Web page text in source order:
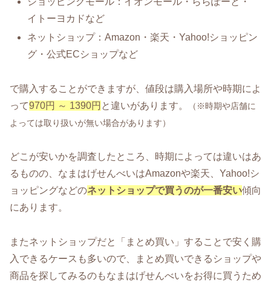
イトーヨカドなど
ネットショップ：Amazon・楽天・Yahoo!ショッピン
グ・公式ECショップなど
で購入することができますが、値段は購入場所や時期によ
って970円 ～ 1390円 と違いがあります。
（※時期や店舗に
よっては取り扱いが無い場合があります）
どこが安いかを調査したところ、時期によっては違いはあ
るものの、なまはげせんべいはAmazonや楽天、Yahoo!シ
ョッピングなどのネットショップで買うのが一番安い傾向
にあります。
またネットショップだと「まとめ買い」することで安く購
入できるケースも多いので、まとめ買いできるショップや
商品を探してみるのもなまはげせんべいをお得に買うため